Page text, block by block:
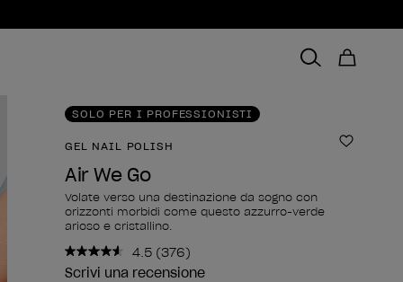
SOLO PER I PROFESSIONISTI
GEL NAIL POLISH
Air We Go
Volate verso una destinazione da sogno con
orizzonti morbidi come questo azzurro-verde
arioso e cristallino.
4.5 Leggi
376
(376)
Scrivi una recensione